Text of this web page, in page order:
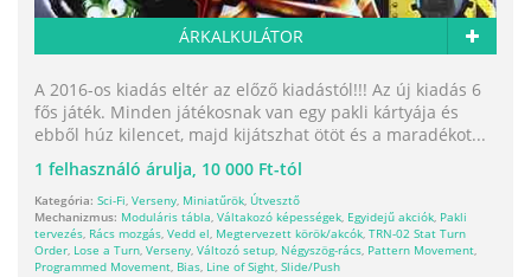
ÁRKALKULÁTOR
A 2016-os kiadás eltér az előző kiadástól!!! Az új kiadás 6
fős játék. Minden játékosnak van egy pakli kártyája és
ebből húz kilencet, majd kijátszhat ötöt és a maradékot...
1 felhasználó árulja, 10 000 Ft-tól
Kategória: Sci-Fi, Verseny, Miniatűrök, Útvesztő
Mechanizmus: Moduláris tábla, Váltakozó képességek, Egyidejű akciók, Pakli
tervezés, Rács mozgás, Vedd el, Megtervezett körök/akcók, TRN-02 Stat Turn
Order, Lose a Turn, Verseny, Változó setup, Négyszög-rács, Pattern Movement,
Programmed Movement, Bias, Line of Sight, Slide/Push